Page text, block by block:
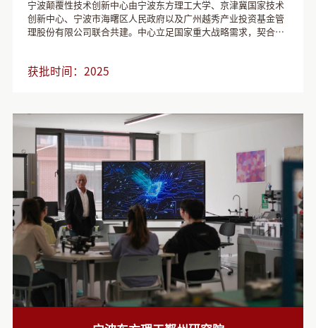
宁波颠覆性技术创新中心由宁波东方理工大学、京津冀国家技术
创新中心、宁波市海曙区人民政府以及广州越秀产业投资基金管
理股份有限公司联合共建。中心立足国家重大战略需求，契合宁
方政府、科研高校、产业资本的协同联动，中心将构建贯通“源
强劲动能。
获批时间：2025